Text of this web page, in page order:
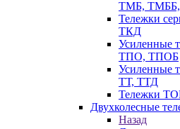
ТМБ,
Тележки
ТКД
Усиленные
ТПО, ТПОБ
Усиленные
ТТ, ТТД
Тележки
Двухколесные
Назад